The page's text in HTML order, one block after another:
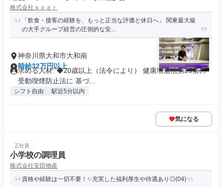
株式会社ｓｏａｒ
「飲食・接客の経験を、もっと正当な評価と休日へ」 関東最大級
の大手グループ経営の圧倒的な安...
神奈川県大和市大和南
時給32万円以上
求める人材: ◆20歳以上（法令により） 健康増進法第25条の
受動喫煙防止法に 基づ...
シフト自由 駅近5分以内
気になる
正社員
小学校の調理員
株式会社安田物産
資格や経験は一切不要！✨充実した福利厚生や待遇あり◎(04)